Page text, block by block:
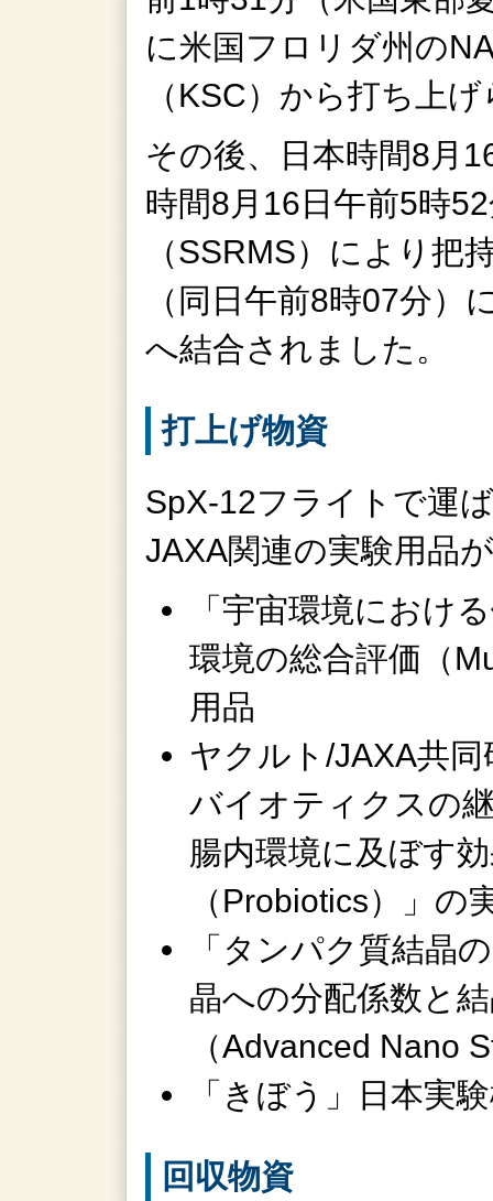
に米国フロリダ州の
（KSC）から打ち上
その後、日本時間8月
時間8月16日午前5時
（SSRMS）により把
（同日午前8時07分）
へ結合されました。
打上げ物資
SpX-12フライトで運
JAXA関連の実験用品
「宇宙環境におけ
環境の総合評価（
用品
ヤクルト/JAXA共
バイオティクスの
腸内環境に及ぼす
（Probiotics）」の
「タンパク質結晶
晶への分配係数と
（Advanced Nano
「きぼう」日本実
回収物資